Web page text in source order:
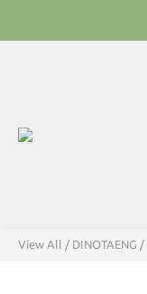
View All / DINOTAENG /